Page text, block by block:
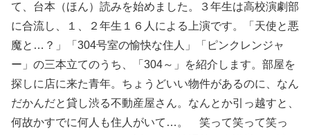
て、台本（ほん）読みを始めました。３年生は高校演劇部
に合流し、１、２年生１６人による上演です。「天使と悪
魔と…？」「304号室の愉快な住人」「ピンクレンジャ
ー」の三本立てのうち、「304～」を紹介します。部屋を
探しに店に来た青年。ちょうどいい物件があるのに、なん
だかんだと貸し渋る不動産屋さん。なんとか引っ越すと、
何故かすでに何人も住人がいて…。 笑って笑って笑っ